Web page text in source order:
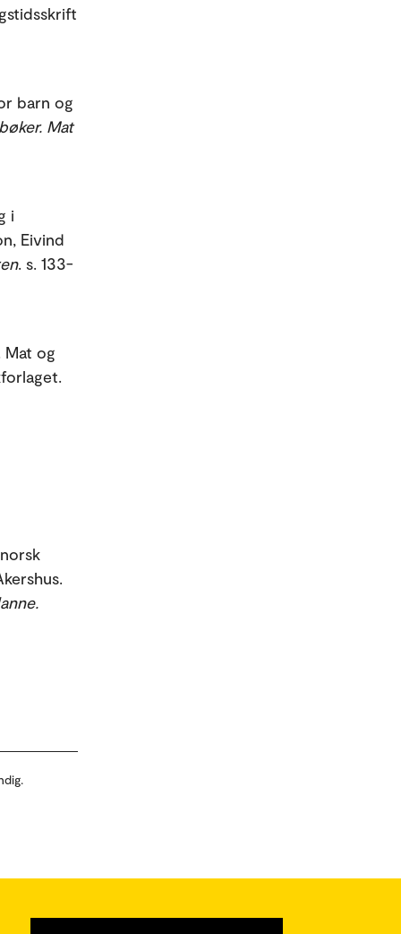
barn og
Mat
i
Eivind
. s. 133-
Mat og